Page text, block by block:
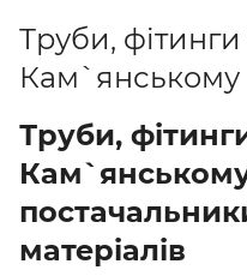
Труби,
Кам`янському
Труби,
матеріалів